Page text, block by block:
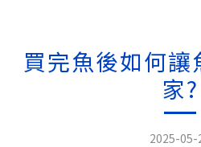
買完魚後如何
家?
2025-05-